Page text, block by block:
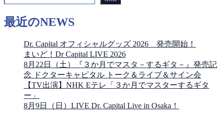
最近のNEWS
Dr. Capital オフィシャルグッズ 2026 発売開始！
まいど！Dr Capital LIVE 2026
8月22日（土）『３か月でマスタ－するギタ－』発売記
念 ドクターキャピタル トーク＆ライブ＆サイン会
【TV出演】NHK Eテレ「３か月でマスターするギタ
ー」
8月9日（日）LIVE Dr. Capital Live in Osaka！